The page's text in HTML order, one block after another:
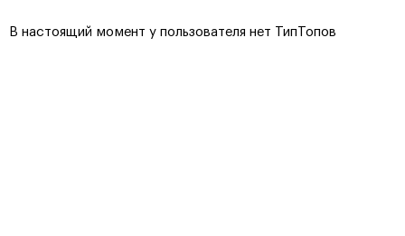
В настоящий момент у пользователя нет ТипТопов